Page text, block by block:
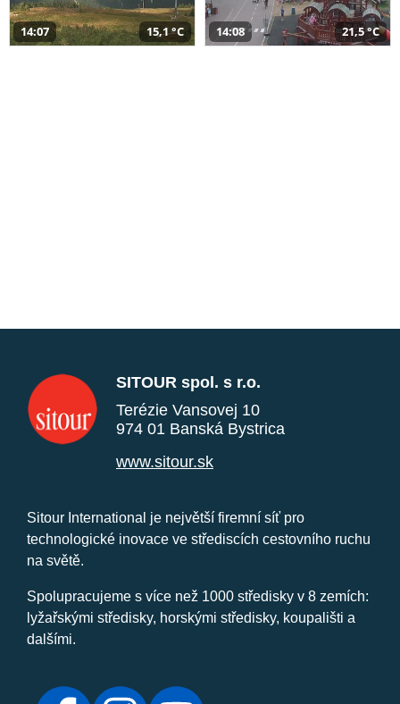
14:07 15,1 °C 14:08 21,5 °C
SITOUR spol. s r.o.
Terézie Vansovej 10
974 01 Banská Bystrica
www.sitour.sk
Sitour International je největší firemní síť pro
technologické inovace ve střediscích cestovního ruchu
na světě.
Spolupracujeme s více než 1000 středisky v 8 zemích:
lyžařskými středisky, horskými středisky, koupališti a
dalšími.